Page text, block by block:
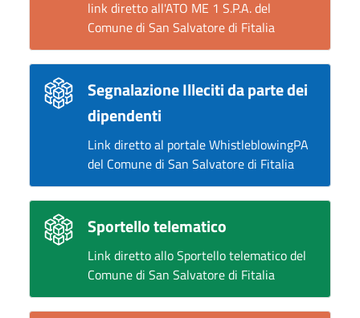
link diretto all'ATO ME 1 S.P.A. del
Comune di San Salvatore di Fitalia
Segnalazione Illeciti da parte dei
dipendenti
Link diretto al portale WhistleblowingPA
del Comune di San Salvatore di Fitalia
Sportello telematico
Link diretto allo Sportello telematico del
Comune di San Salvatore di Fitalia